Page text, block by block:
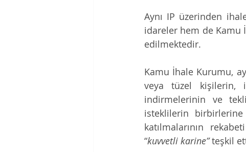
Aynı IP üzerinden
idareler hem de Kamu
edilmektedir.
Kamu İhale Kurumu,
veya tüzel kişilerin,
indirmelerinin ve
isteklilerin
katılmalarının
“kuvvetli karine” teşkil